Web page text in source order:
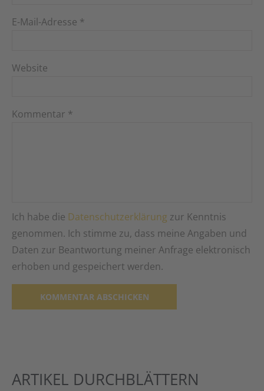
E-Mail-Adresse *
Website
Kommentar *
Ich habe die Datenschutzerklärung zur Kenntnis
genommen. Ich stimme zu, dass meine Angaben und
Daten zur Beantwortung meiner Anfrage elektronisch
erhoben und gespeichert werden.
ARTIKEL DURCHBLÄTTERN